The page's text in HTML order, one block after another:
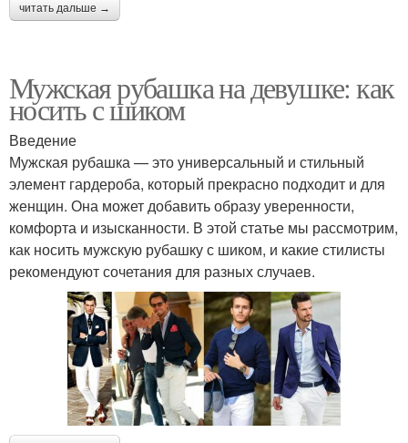
читать дальше →
Мужская рубашка на девушке: как
носить с шиком
Введение
Мужская рубашка — это универсальный и стильный
элемент гардероба, который прекрасно подходит и для
женщин. Она может добавить образу уверенности,
комфорта и изысканности. В этой статье мы рассмотрим,
как носить мужскую рубашку с шиком, и какие стилисты
рекомендуют сочетания для разных случаев.